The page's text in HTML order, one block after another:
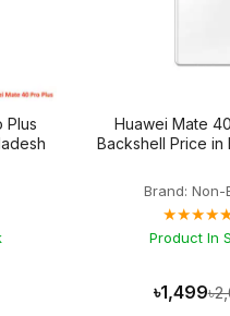
Plus
Huawei Mate
Backshell Price in
Brand: Non-
Product In
৳1,499